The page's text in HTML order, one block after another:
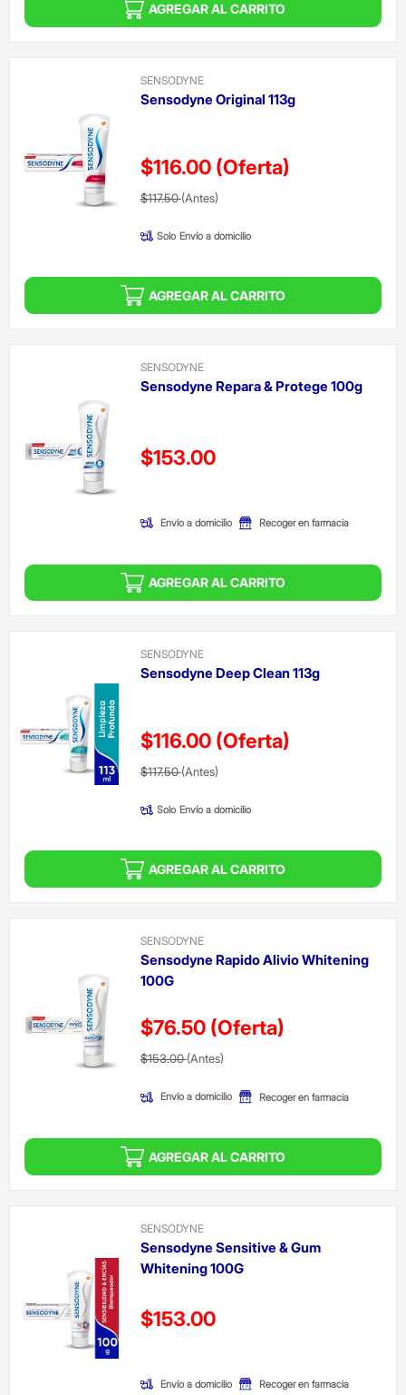
AGREGAR AL CARRITO
SENSODYNE
Sensodyne Original 113g
$116.00 (Oferta)
Precio reducido de
$117.50(Antes)(Oferta)
Solo Envío a domicilio
AGREGAR AL CARRITO
SENSODYNE
Sensodyne Repara & Protege 100g
Precio reducido de
$153.00
Envío a domicilio Recoger en farmacia
AGREGAR AL CARRITO
SENSODYNE
Sensodyne Deep Clean 113g
$116.00 (Oferta)
Precio reducido de
$117.50(Antes)(Oferta)
Solo Envío a domicilio
AGREGAR AL CARRITO
SENSODYNE
Sensodyne Rapido Alivio Whitening
100G
$76.50 (Oferta)
Precio reducido de
$153.00(Antes)(Oferta)
Envío a domicilio Recoger en farmacia
AGREGAR AL CARRITO
SENSODYNE
Sensodyne Sensitive & Gum
Whitening 100G
Precio reducido de
$153.00
Envío a domicilio Recoger en farmacia